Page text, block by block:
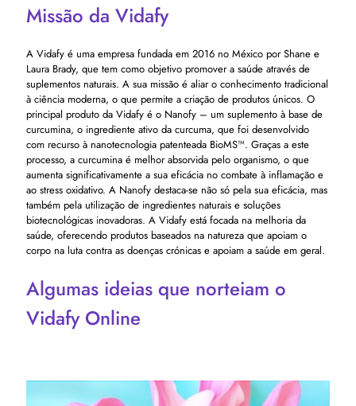
Missão da Vidafy
A Vidafy é uma empresa fundada em 2016 no México por Shane e
Laura Brady, que tem como objetivo promover a saúde através de
suplementos naturais. A sua missão é aliar o conhecimento tradicional
à ciência moderna, o que permite a criação de produtos únicos. O
principal produto da Vidafy é o Nanofy – um suplemento à base de
curcumina, o ingrediente ativo da curcuma, que foi desenvolvido
com recurso à nanotecnologia patenteada BioMS™. Graças a este
processo, a curcumina é melhor absorvida pelo organismo, o que
aumenta significativamente a sua eficácia no combate à inflamação e
ao stress oxidativo. A Nanofy destaca-se não só pela sua eficácia, mas
também pela utilização de ingredientes naturais e soluções
biotecnológicas inovadoras. A Vidafy está focada na melhoria da
saúde, oferecendo produtos baseados na natureza que apoiam o
corpo na luta contra as doenças crónicas e apoiam a saúde em geral.
Algumas ideias que norteiam o
Vidafy Online